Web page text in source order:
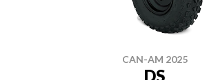
CAN-AM 2025
DS